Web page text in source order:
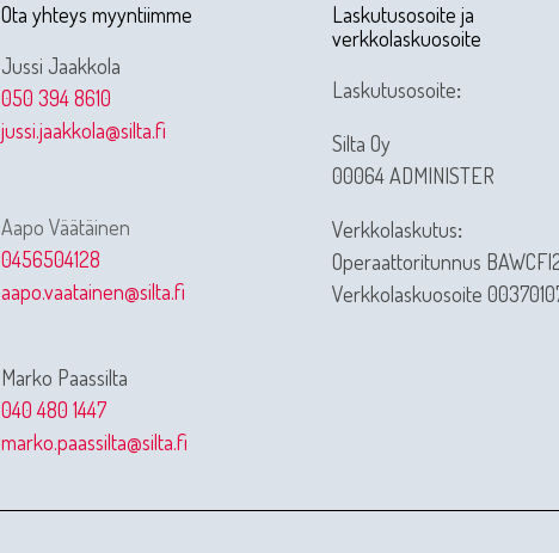
Ota yhteys myyntiimme
Jussi Jaakkola
050 394 8610
jussi.jaakkola@silta.fi
Aapo Väätäinen
0456504128
aapo.vaatainen@silta.fi
Marko Paassilta
040 480 1447
marko.paassilta@silta.fi
Laskutusosoite ja
verkkolaskuosoite
Laskutusosoite:
Silta Oy
00064 ADMINISTER
Verkkolaskutus:
Operaattoritunnus
Verkkolaskuosoite